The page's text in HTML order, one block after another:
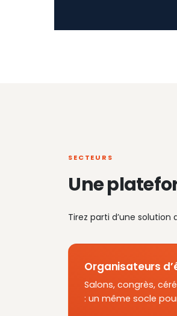
SECTEURS
Une
Tirez parti d’une
Organisateurs
Salons, congrès,
: un même socle